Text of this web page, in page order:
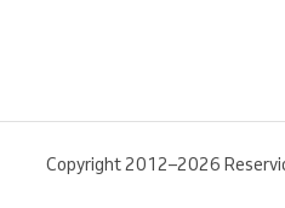
Copyright 2012–2026